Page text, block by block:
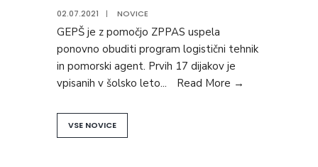
02.07.2021 | NOVICE
GEPŠ je z pomočjo ZPPAS uspela
ponovno obuditi program logistični tehnik
in pomorski agent. Prvih 17 dijakov je
vpisanih v šolsko leto... Read More →
VSE NOVICE